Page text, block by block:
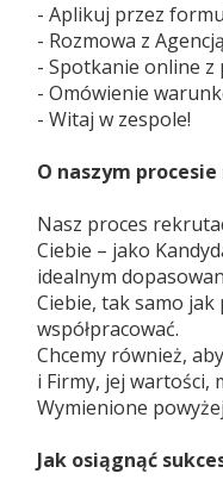
- Aplikuj przez
- Rozmowa z
- Spotkanie online z
- Omówienie
- Witaj w zespole!
O naszym
Nasz proces
Ciebie – jako
idealnym
Ciebie, tak samo
współpracować.
Chcemy również,
i Firmy, jej wartości,
Wymienione
Jak osiągnąć